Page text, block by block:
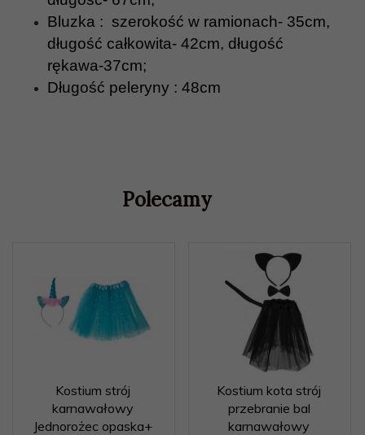
Bluzka : szerokość w ramionach- 35cm,
długość całkowita- 42cm, długość
rękawa-37cm;
Długość peleryny : 48cm
Polecamy
Kostium strój
karnawałowy
Jednorożec opaska+
Kostium kota strój
przebranie bal
karnawałowy